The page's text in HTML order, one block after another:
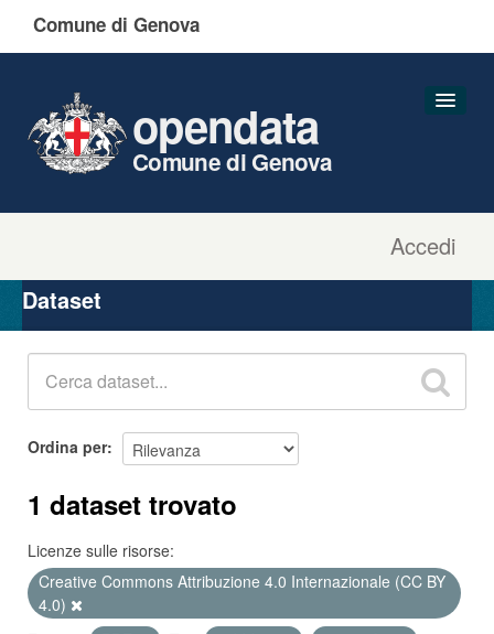
Comune di Genova
Accedi
opendata
Comune di Genova
Organizzazioni
Gruppi
Dataset
Ordina per
1 dataset trovato
Licenze sulle risorse:
Creative Commons Attribuzione 4.0 Internazionale (CC BY
4.0)